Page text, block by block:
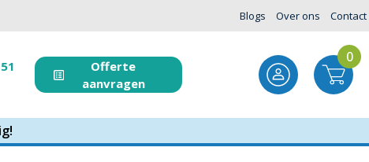
Blogs Over ons Contact
Offerte
aanvragen
0